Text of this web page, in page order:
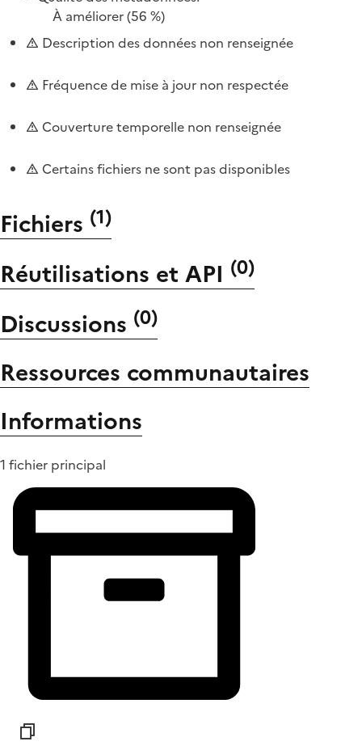
À améliorer(56 %)
Description des données non renseignée
Fréquence de mise à jour non respectée
Couverture temporelle non renseignée
Certains fichiers ne sont pas disponibles
Fichiers (1)
Réutilisations et API (0)
Discussions (0)
Ressources communautaires
Informations
1 fichier principal